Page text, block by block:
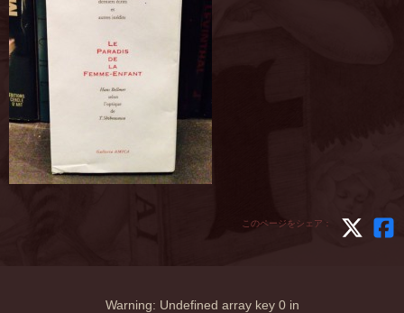
このページをシェア：
Warning: Undefined array key 0 in